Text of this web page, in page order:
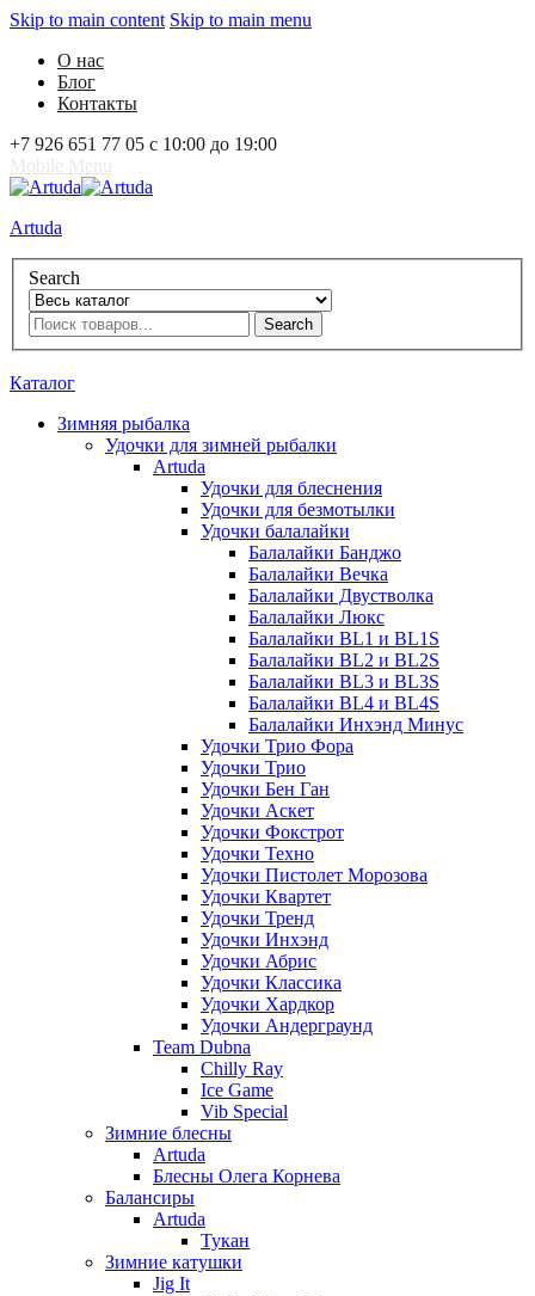
Skip to main content Skip to main menu
О нас
Блог
Контакты
+7 926 651 77 05 с 10:00 до 19:00
Artuda
Search
Search
Каталог
Зимняя рыбалка
Удочки для зимней рыбалки
Artuda
Удочки для блеснения
Удочки для безмотылки
Удочки балалайки
Балалайки Банджо
Балалайки Вечка
Балалайки Двустволка
Балалайки Люкс
Балалайки BL1 и BL1S
Балалайки BL2 и BL2S
Балалайки BL3 и BL3S
Балалайки BL4 и BL4S
Балалайки Инхэнд Минус
Удочки Трио Фора
Удочки Трио
Удочки Бен Ган
Удочки Аскет
Удочки Фокстрот
Удочки Техно
Удочки Пистолет Морозова
Удочки Квартет
Удочки Тренд
Удочки Инхэнд
Удочки Абрис
Удочки Классика
Удочки Хардкор
Удочки Андерграунд
Team Dubna
Chilly Ray
Ice Game
Vib Special
Зимние блесны
Artuda
Блесны Олега Корнева
Балансиры
Artuda
Тукан
Зимние катушки
Jig It